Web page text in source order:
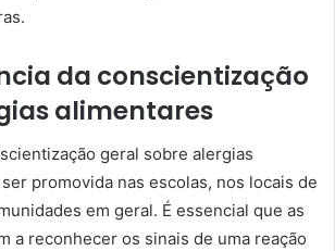
da conscientização
alimentares
geral sobre alergias
promovida nas escolas, nos locais de
em geral. É essencial que as
a reconhecer os sinais de uma reação